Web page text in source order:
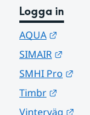
Logga in
AQUA
SIMAIR
SMHI Pro
Timbr
Vinterväg